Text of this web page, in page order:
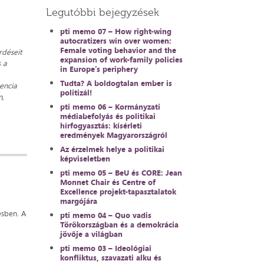
a
A
Legutóbbi bejegyzések
pti memo 07 – How right-wing
autocratizers win over women:
Female voting behavior and the
expansion of work-family policies
in Europe’s periphery
Tudta? A boldogtalan ember is
politizál!
pti memo 06 – Kormányzati
médiabefolyás és politikai
hírfogyasztás: kísérleti
eredmények Magyarországról
Az érzelmek helye a politikai
képviseletben
pti memo 05 – BeU és CORE: Jean
Monnet Chair és Centre of
Excellence projekt-tapasztalatok
margójára
pti memo 04 – Quo vadis
Törökországban és a demokrácia
jövője a világban
pti memo 03 – Ideológiai
konfliktus, szavazati alku és